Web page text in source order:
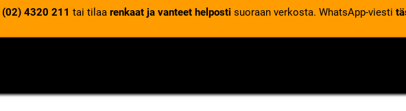
(02) 4320 211 tai tilaa renkaat ja vanteet helposti suoraan verkosta. WhatsApp-viesti